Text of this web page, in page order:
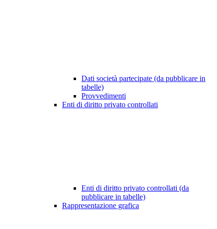
Dati società partecipate (da pubblicare in
tabelle)
Provvedimenti
Enti di diritto privato controllati
Enti di diritto privato controllati (da
pubblicare in tabelle)
Rappresentazione grafica